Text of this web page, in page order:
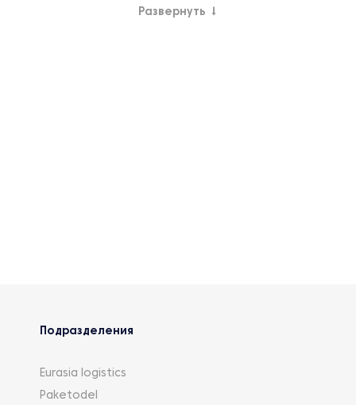
внутри камеры промышленники предлагают
Развернуть ↓
Подразделения
Eurasia logistics
Paketodel